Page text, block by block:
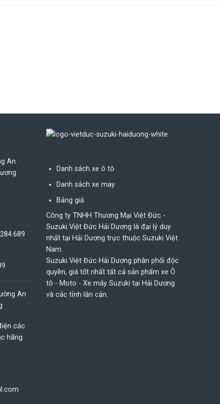
An
An
các
hãng
Danh sách xe ô tô
Danh sách xe may
Bảng giá
Công ty TNHH Thương Mại Việt Đức -
Suzuki Việt Đức Hải Dương là đại lý duy
nhất tại Hải Dương trực thuộc Suzuki Việt
Nam.
Suzuki Việt Đức Hải Dương phân phối độc
quyền, giá tốt nhất tất cả sản phẩm xe Ô
tô - Moto - Xe máy Suzuki tại Hải Dương
và các tỉnh lân cận.